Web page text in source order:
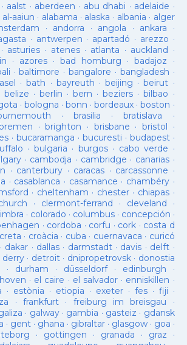
· aalst · aberdeen · abu dhabi · adelaide ·
al-aaiun · alabama · alaska · albania · alger
· andorra · angola · ankara ·
· antwerpen · apartadó · arezzo ·
· asturies· atenes· atlanta · auckland ·
· azores·bad homburg ·badajoz ·
·baltimore ·bangalore · bangladesh ·
·bath · bayreuth ·beijing ·beirut ·
belize · berlin ·bern ·beziers ·bilbao ·
· bologna ·bonn ·bordeaux ·boston ·
·brasilia ·bratislava ·
·brighton · brisbane · bristol ·
· bucaramanga · bucuresti · budapest·
· bulgaria · burgos· cabo verde ·
· cambodja · cambridge · canarias·
· canterbury · caracas · carcassonne ·
· casablanca · casamance · chambéry·
· cheltenham · chester· chiapas ·
· clermont-ferrand · cleveland ·
· colorado · columbus· concepción ·
· cordoba · corfu · cork · costa d
creta · croàcia · cuba · cuernavaca · curicó
· dakar · dallas · darmstadt· davis · delft ·
derry· detroit· dnipropetrovsk· donostia
· durham · düsseldorf· edinburgh ·
· el caire · el salvador · enniskillen ·
· estònia · etiopia · exeter· fes· fiji ·
· frankfurt· freiburg im breisgau ·
· galway· gambia · gasteiz · gdansk
· gent· ghana · gibraltar· glasgow· goa ·
· gottingen · granada · graz ·